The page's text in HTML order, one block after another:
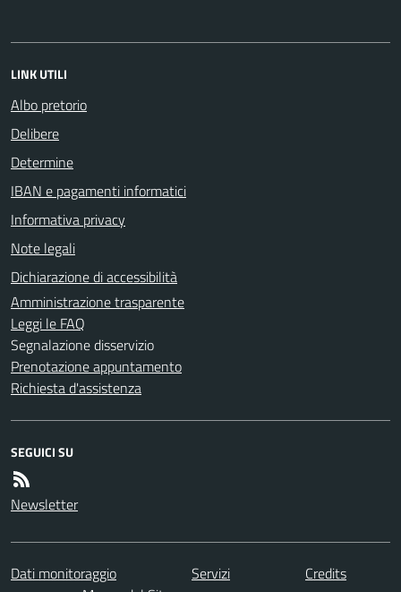
LINK UTILI
Albo pretorio
Delibere
Determine
IBAN e pagamenti informatici
Informativa privacy
Note legali
Dichiarazione di accessibilità
Amministrazione trasparente
Leggi le FAQ
Segnalazione disservizio
Prenotazione appuntamento
Richiesta d'assistenza
SEGUICI SU
Newsletter
Dati monitoraggio Servizi
Credits